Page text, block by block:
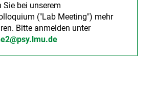
Dechamps, M. C.* (2018).
on quantum randomness:
psychokinetic effects of smokers
stimuli.Journal of Scientific
(2).
Sie bei unserem
("Lab Meeting") mehr
Bitte anmelden unter